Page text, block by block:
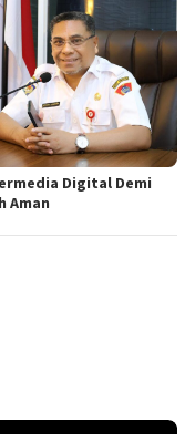
Digital Demi
Aman